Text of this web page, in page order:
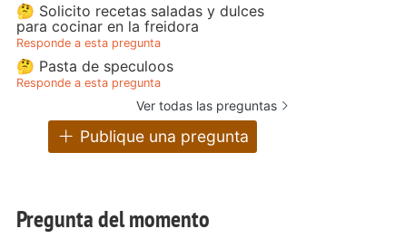
🤔 Solicito recetas saladas y dulces
para cocinar en la freidora
Responde a esta pregunta
🤔 Pasta de speculoos
Responde a esta pregunta
Ver todas las preguntas
Publique una pregunta
Pregunta del momento